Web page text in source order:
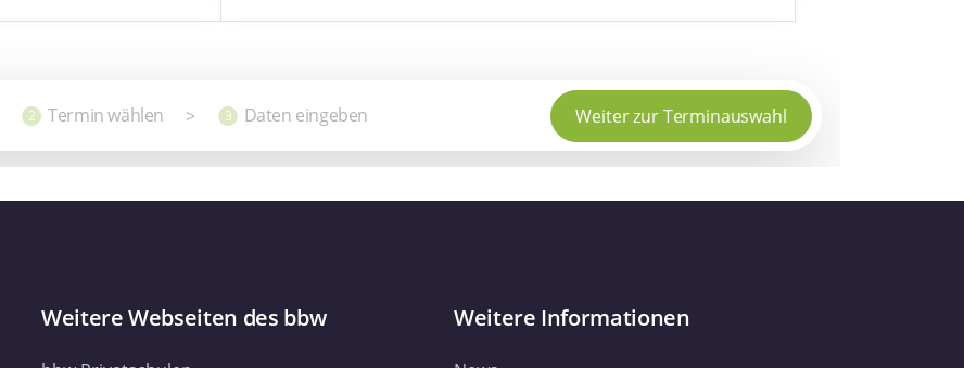
Weitere Webseiten des bbw Weitere Informationen